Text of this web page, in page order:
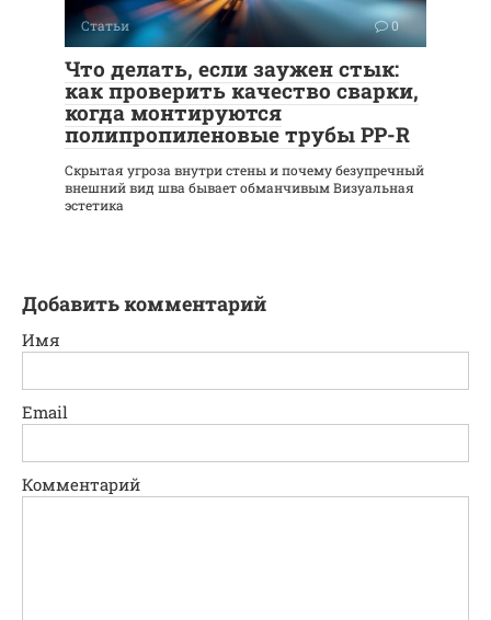
Статьи 0
Что делать, если заужен стык:
как проверить качество сварки,
когда монтируются
полипропиленовые трубы PP-R
Скрытая угроза внутри стены и почему безупречный
внешний вид шва бывает обманчивым Визуальная
эстетика
Добавить комментарий
Имя
Email
Комментарий